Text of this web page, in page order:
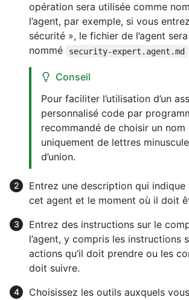
opération sera utilisée comme
l’agent, par exemple, si vous
sécurité », le fichier de l’agent sera
nommé
security-expert.agent.md
Conseil
Pour faciliter l’utilisation d’un
personnalisé code par
recommandé de choisir un nom
uniquement de lettres
d’union.
Entrez une description qui indique
cet agent et le moment où il doit
Entrez des instructions sur le
l’agent, y compris les instructions
actions qu’il doit prendre ou les
doit suivre.
Choisissez les outils auxquels